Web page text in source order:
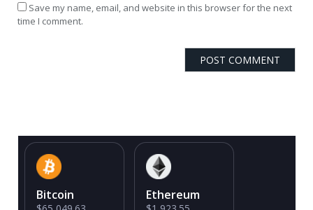
Save my name, email, and website in this browser for the next
time I comment.
Bitcoin Ethereum